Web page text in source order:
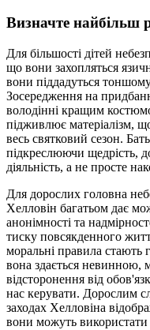
Визначте найбільш
Для більшості дітей
що вони захопляться
вони піддадуться
Зосередження на
володінні кращим
підживлює матеріалізм,
весь святковий сезон.
підкреслюючи щедрість,
діяльність, а не просте
Для дорослих головна
Хелловін багатьом дає
анонімності та
тиску повсякденного
моральні правила стають
вона здається невинною,
відсторонення від
нас керувати. Дорослим
заходах Хелловіна
вони можуть